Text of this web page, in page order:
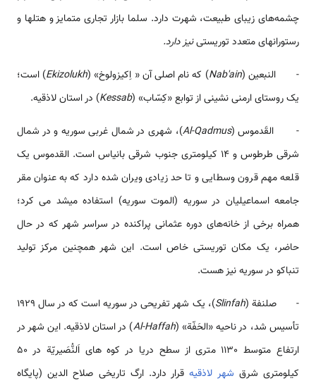
چشمه‌های زیبای طبیعت، شهرت دارد. سلما بازار تجاری متمایز و هتل­ها و
رستوران­های متعدد توریستینیز دارد.
- النبعين (Nab'ain) که نام اصلی آن « اِکیزولوخ» (Ekizolukh) است؛
یک روستای ارمنی نشینی از توابع «کِسّاب» (Kessab) در استان لاذقیه.
- القَدموس (Al-Qadmus)، شهری در شمال غربی سوریه و در شمال
شرقی طرطوس و 14 کیلومتری جنوب شرقی بانیاس است. القدموس یک
قلعه مهم قرون وسطایی و تا حد زیادی ویران شده دارد که به عنوان مقر
جامعه اسماعیلیان در سوریه (الموت سوریه) استفاده می­شد می کرد؛
همراه برخی از خانه‌های دوره عثمانی پراکنده در سراسر شهر که در حال
حاضر، یک مکان توریستی خاص است. این شهر همچنین مرکز تولید
تنباکو در سوریه نیز هست.
- صلنفة (Slinfah
)، یک شهر تفریحی در سوریه است که در سال 1929
تأسیس شد، در ناحیه «الحَفّة» (Al-Haffah) در استان لاذقیه. این شهر در
ارتفاع متوسط ​​1130 متری از سطح دریا در کوه های اَلنُّصَیریّة در 50
کیلومتری شرق شهر لاذقیهقرار دارد. ارگ تاریخی صلاح الدین (پایگاه